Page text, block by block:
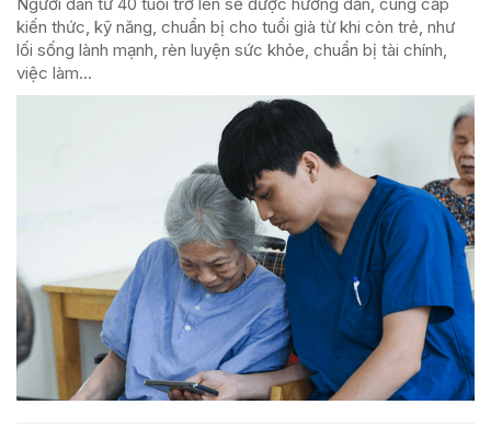
kiến thức, kỹ năng, chuẩn bị cho tuổi già từ khi còn trẻ, như
lối sống lành mạnh, rèn luyện sức khỏe, chuẩn bị tài chính,
việc làm...